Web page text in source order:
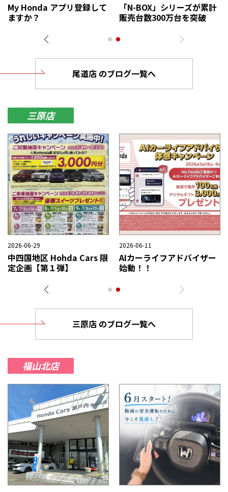
N-BOXをマイナーモデルチ
ェンジし発売
N-BOXが2026年上半期 新
車販売台数 第1位を獲得
尾道店 のブログ一覧へ
三原店
2026-08-01
夏季休暇のご案内
2026-07-31
中四国地区 Hohda Cars 限
定企画【第2弾】
三原店 のブログ一覧へ
福山北店